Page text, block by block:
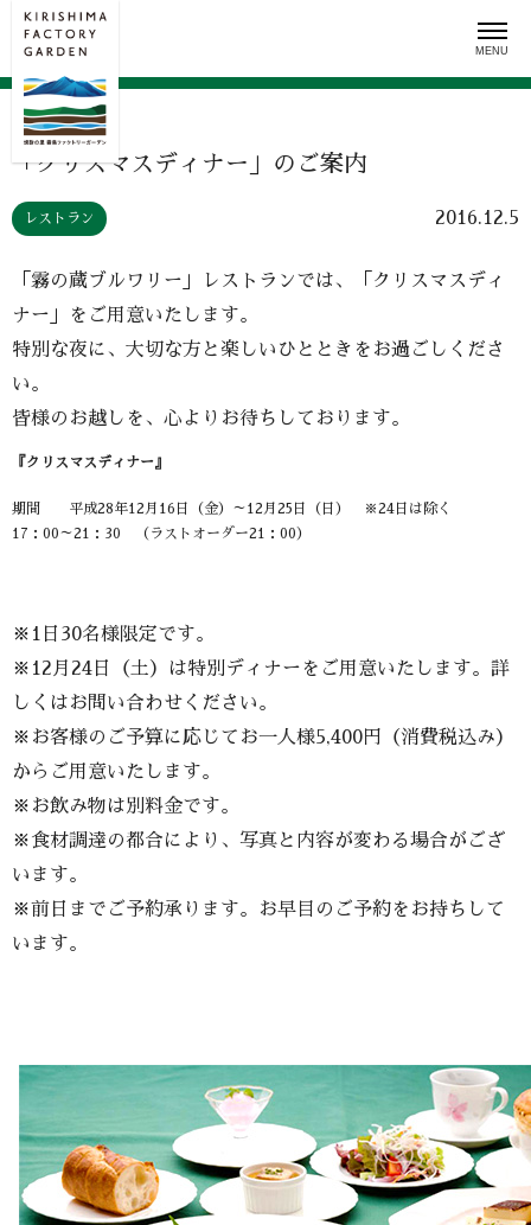
Skip
「クリスマスディナー」のご案内
レストラン 2016.12.5
「霧の蔵ブルワリー」レストランでは、「クリスマスディ
ナー」をご用意いたします。
特別な夜に、大切な方と楽しいひとときをお過ごしくださ
い。
皆様のお越しを、心よりお待ちしております。
『クリスマスディナー』
期間 平成28年12月16日（金）～12月25日（日） ※24日は除く
17：00～21：30 （ラストオーダー21：00）
※1日30名様限定です。
※12月24日（土）は特別ディナーをご用意いたします。詳
しくはお問い合わせください。
※お客様のご予算に応じてお一人様5,400円（消費税込み）
からご用意いたします。
※お飲み物は別料金です。
※食材調達の都合により、写真と内容が変わる場合がござ
います。
※前日までご予約承ります。お早目のご予約をお持ちして
います。